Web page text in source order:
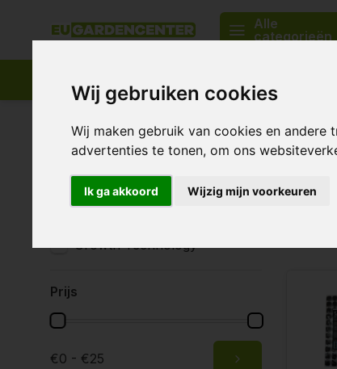
Wij gebruiken cookies
Wij maken gebruik van cookies en
advertenties te tonen, om ons
Ik ga akkoord Wijzig mijn voorkeuren
Alle
categorieën
Home Merken Growth Technology
Merken
Growth Technology
Prijs
€0 - €25